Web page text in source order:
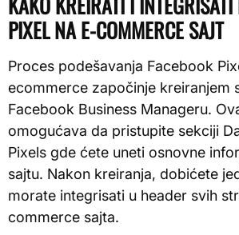
PIXEL NA E-COMMERCE SAJT
Proces podešavanja Facebook
ecommerce započinje kreiranjem
Facebook Business Manageru.
omogućava da pristupite sekciji
Pixels gde ćete uneti osnovne
sajtu. Nakon kreiranja, dobićete
morate integrisati u header svih
commerce sajta.